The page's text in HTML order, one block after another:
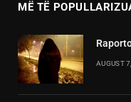
MË TË
AUGUST